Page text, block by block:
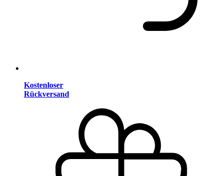
Kostenloser
Rückversand